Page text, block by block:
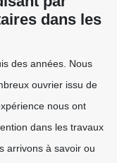
dans les
des années. Nous
ouvrier issu de
nous ont
dans les travaux
arrivons à savoir ou